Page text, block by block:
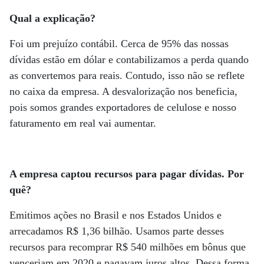
Qual a explicação?
Foi um prejuízo contábil. Cerca de 95% das nossas
dívidas estão em dólar e contabilizamos a perda quando
as convertemos para reais. Contudo, isso não se reflete
no caixa da empresa. A desvalorização nos beneficia,
pois somos grandes exportadores de celulose e nosso
faturamento em real vai aumentar.
A empresa captou recursos para pagar dívidas. Por
quê?
Emitimos ações no Brasil e nos Estados Unidos e
arrecadamos R$ 1,36 bilhão. Usamos parte desses
recursos para recomprar R$ 540 milhões em bônus que